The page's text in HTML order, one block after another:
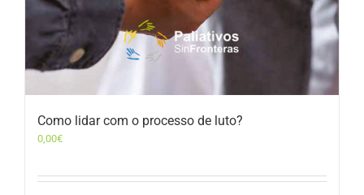
Como lidar com o processo de luto?
0,00€